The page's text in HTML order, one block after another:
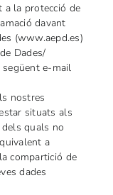
a la protecció de
davant
(www.aepd.es)
Dades/
següent e-mail
nostres
situats als
quals no
a
compartició de
dades